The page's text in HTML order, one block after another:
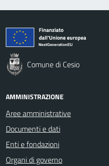
Comune di Cesio
AMMINISTRAZIONE
Aree amministrative
Documenti e dati
Enti e fondazioni
Organi di governo